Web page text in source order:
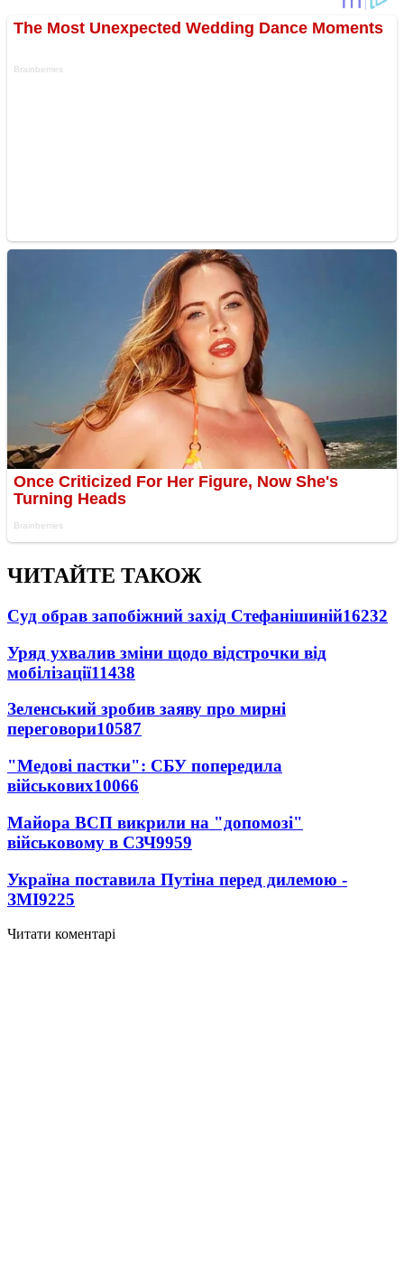
ЧИТАЙТЕ ТАКОЖ
Суд обрав запобіжний захід Стефанішиній16232
Уряд ухвалив зміни щодо відстрочки від
мобілізації11438
Зеленський зробив заяву про мирні
переговори10587
"Медові пастки": СБУ попередила
військових10066
Майора ВСП викрили на "допомозі"
військовому в СЗЧ9959
Україна поставила Путіна перед дилемою -
ЗМІ9225
Читати коментарі